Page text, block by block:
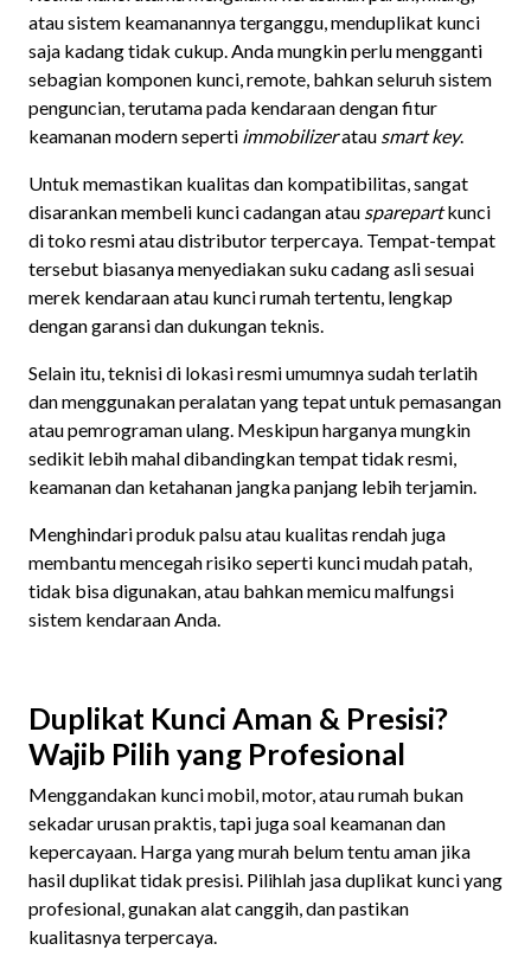
atau sistem keamanannya terganggu, menduplikat kunci
saja kadang tidak cukup. Anda mungkin perlu mengganti
sebagian komponen kunci, remote, bahkan seluruh sistem
penguncian, terutama pada kendaraan dengan fitur
keamanan modern seperti immobilizeratau smart key.
Untuk memastikan kualitas dan kompatibilitas, sangat
disarankan membeli kunci cadangan atau sparepartkunci
di toko resmi atau distributor terpercaya. Tempat-tempat
tersebut biasanya menyediakan suku cadang asli sesuai
merek kendaraan atau kunci rumah tertentu, lengkap
dengan garansi dan dukungan teknis.
Selain itu, teknisi di lokasi resmi umumnya sudah terlatih
dan menggunakan peralatan yang tepat untuk pemasangan
atau pemrograman ulang. Meskipun harganya mungkin
sedikit lebih mahal dibandingkan tempat tidak resmi,
keamanan dan ketahanan jangka panjang lebih terjamin.
Menghindari produk palsu atau kualitas rendah juga
membantu mencegah risiko seperti kunci mudah patah,
tidak bisa digunakan, atau bahkan memicu malfungsi
sistem kendaraan Anda.
Duplikat Kunci Aman & Presisi?
Wajib Pilih yang Profesional
Menggandakan kunci mobil, motor, atau rumah bukan
sekadar urusan praktis, tapi juga soal keamanan dan
kepercayaan. Harga yang murah belum tentu aman jika
hasil duplikat tidak presisi. Pilihlah jasa duplikat kunci yang
profesional, gunakan alat canggih, dan pastikan
kualitasnya terpercaya.